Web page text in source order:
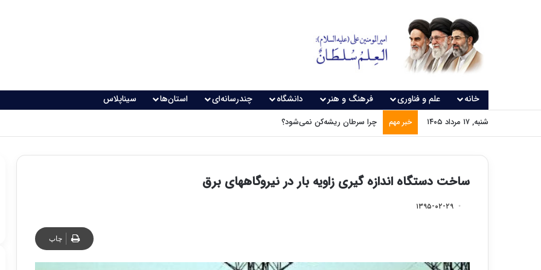
خانه علم و فناوری فرهنگ و هنر دانشگاه چندرسانه‌ای استان‌ها سیناپلاس
شنبه, ۱۷ مرداد ۱۴۰۵ خبر مهم چرا سرطان ریشه‌کن نمی‌شود؟
ساخت دستگاه اندازه گیری زاویه بار در نیروگاههای برق
۱۳۹۵-۰۲-۲۹
چاپ